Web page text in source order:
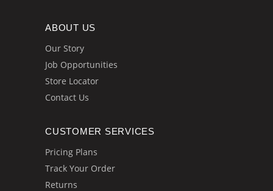
ABOUT US
Our Story
Job Opportunities
Store Locator
Contact Us
CUSTOMER SERVICES
Pricing Plans
Track Your Order
Returns